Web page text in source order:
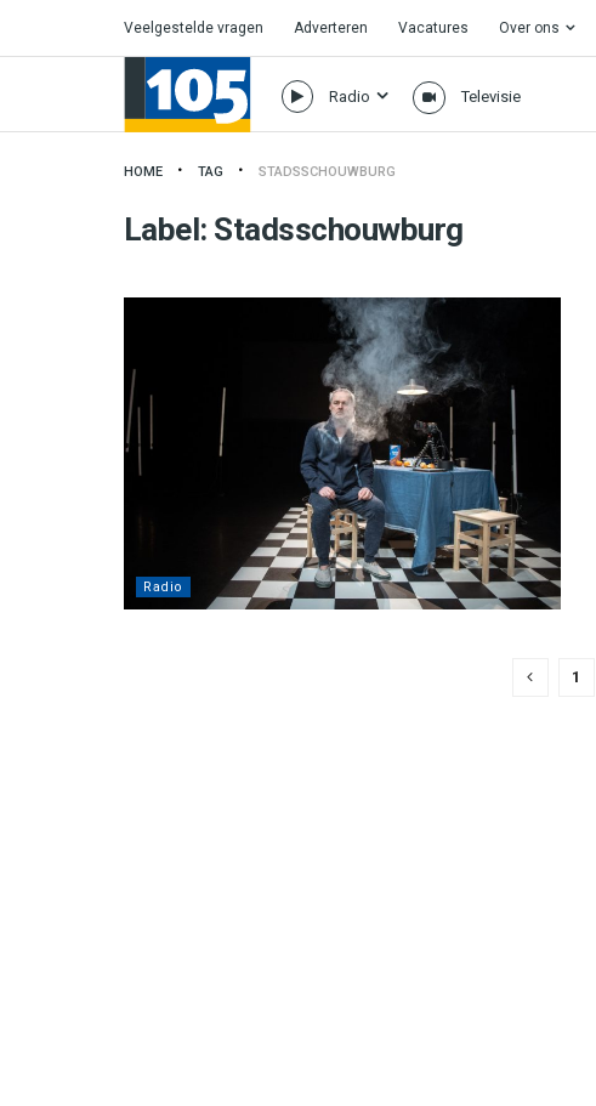
Veelgestelde vragen Adverteren Vacatures Over ons
Radio Televisie
HOME TAG STADSSCHOUWBURG
Label: Stadsschouwburg
Radio
1